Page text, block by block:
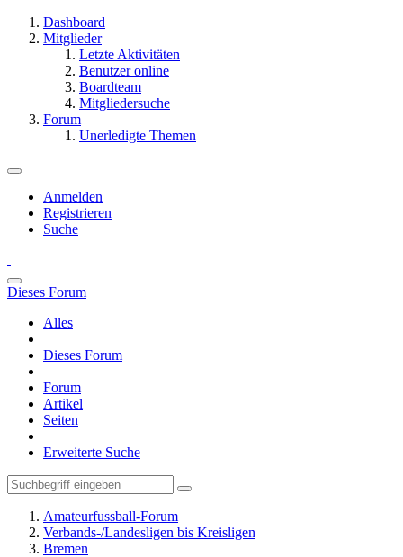
Dashboard
Mitglieder
Letzte Aktivitäten
Benutzer online
Boardteam
Mitgliedersuche
Forum
Unerledigte Themen
Anmelden
Registrieren
Suche
Dieses Forum
Alles
Dieses Forum
Forum
Artikel
Seiten
Erweiterte Suche
Amateurfussball-Forum
Verbands-/Landesligen bis Kreisligen
Bremen